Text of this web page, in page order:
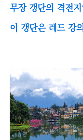
무장 갱단의 격전
이 갱단은 레드 강